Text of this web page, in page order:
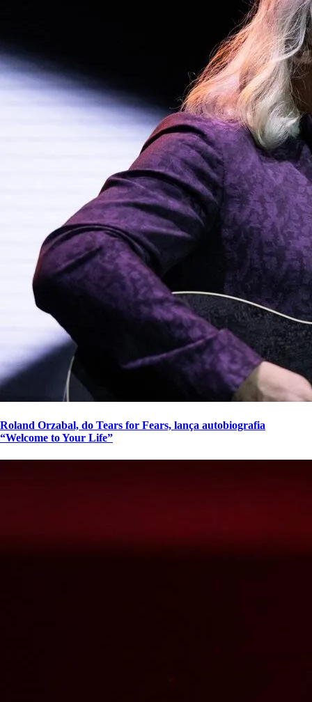
Roland Orzabal, do Tears for Fears, lança autobiografia
“Welcome to Your Life”